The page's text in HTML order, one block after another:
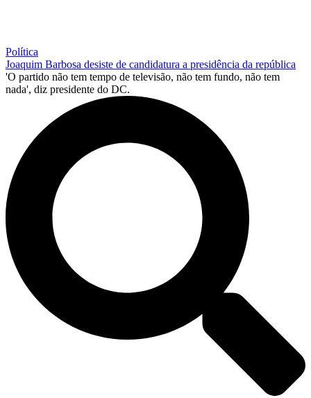
Política
Joaquim Barbosa desiste de candidatura a presidência da república
'O partido não tem tempo de televisão, não tem fundo, não tem
nada', diz presidente do DC.